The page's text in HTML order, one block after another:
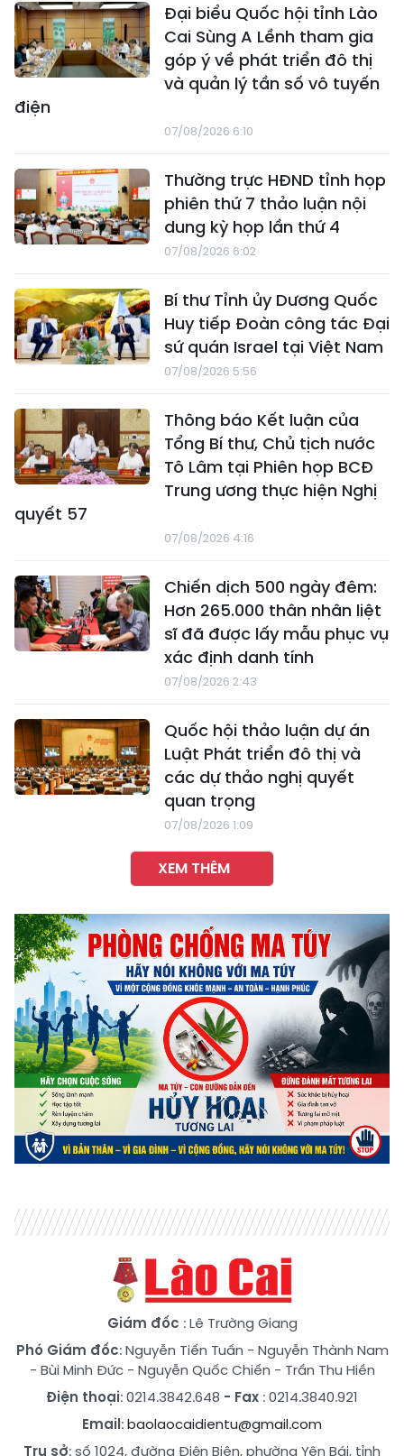
Đại biểu Quốc hội tỉnh Lào
Cai Sùng A Lềnh tham gia
góp ý về phát triển đô thị
và quản lý tần số vô tuyến
điện
07/08/2026 6:10
Thường trực HĐND tỉnh họp
phiên thứ 7 thảo luận nội
dung kỳ họp lần thứ 4
07/08/2026 6:02
Bí thư Tỉnh ủy Dương Quốc
Huy tiếp Đoàn công tác Đại
sứ quán Israel tại Việt Nam
07/08/2026 5:56
Thông báo Kết luận của
Tổng Bí thư, Chủ tịch nước
Tô Lâm tại Phiên họp BCĐ
Trung ương thực hiện Nghị
quyết 57
07/08/2026 4:16
Chiến dịch 500 ngày đêm:
Hơn 265.000 thân nhân liệt
sĩ đã được lấy mẫu phục vụ
xác định danh tính
07/08/2026 2:43
Quốc hội thảo luận dự án
Luật Phát triển đô thị và
các dự thảo nghị quyết
quan trọng
07/08/2026 1:09
XEM THÊM
Giám đốc : Lê Trường Giang
Phó Giám đốc:Nguyễn Tiến Tuấn - Nguyễn Thành Nam
- Bùi Minh Đức- Nguyễn Quốc Chiến - Trần Thu Hiền
Điện thoại: 0214.3842.648 - Fax : 0214.3840.921
Email:baolaocaidientu@gmail.com
Trụ sở: số 1024, đường Điện Biên, phường Yên Bái, tỉnh